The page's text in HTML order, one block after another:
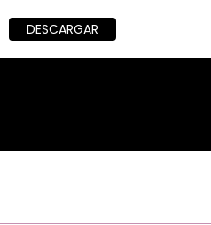
DESCARGAR